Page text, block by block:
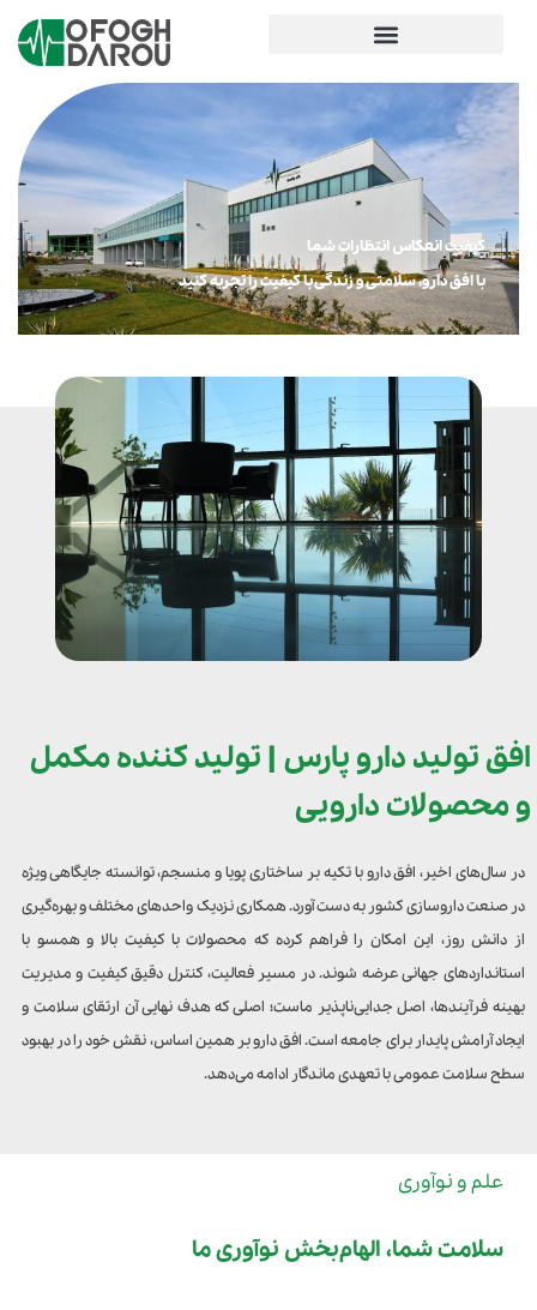
کیفیت انعکاس انتظارات شما
با افق دارو، سلامتی و زندگی با کیفیت را تجربه کنید
افق تولید دارو پارس | تولید کننده مکمل
و محصولات دارویی
در سال‌های اخیر، افق دارو با تکیه بر ساختاری پویا و منسجم، توانسته جایگاهی ویژه
در صنعت داروسازی کشور به دست آورد. همکاری نزدیک واحدهای مختلف و بهره‌گیری
از دانش روز، این امکان را فراهم کرده که محصولات با کیفیت بالا و همسو با
استانداردهای جهانی عرضه شوند. در مسیر فعالیت، کنترل دقیق کیفیت و مدیریت
بهینه فرآیندها، اصل جدایی‌ناپذیر ماست؛ اصلی که هدف نهایی آن ارتقای سلامت و
ایجاد آرامش پایدار برای جامعه است. افق دارو بر همین اساس، نقش خود را در بهبود
سطح سلامت عمومی با تعهدی ماندگار ادامه می‌دهد.
علم و نوآوری
سلامت شما، الهام‌بخش نوآوری ما